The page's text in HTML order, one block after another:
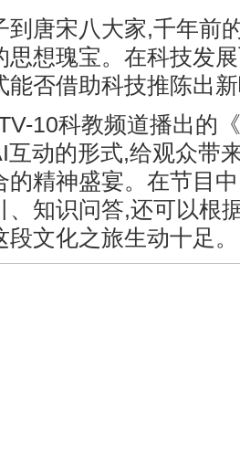
唐宋八大家,千年前
思想瑰宝。在科技发
能否借助科技推陈出
10科教频道播出的《
互动的形式,给观众带
的精神盛宴。在节目
、知识问答,还可以根
文化之旅生动十足。